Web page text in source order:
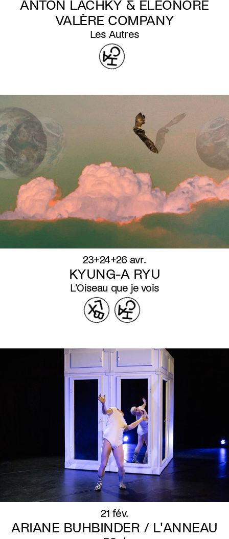
ANTON LACHKY & ELÉONORE
VALÈRE COMPANY
Les Autres
23+24+26 avr.
KYUNG-A RYU
L'Oiseau que je vois
21 fév.
ARIANE BUHBINDER / L'ANNEAU